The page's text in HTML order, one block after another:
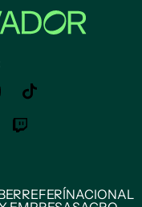
REFERÍNACIONAL